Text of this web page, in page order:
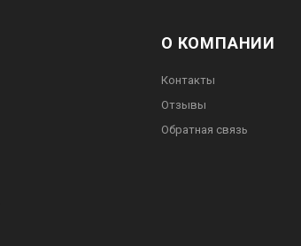
О КОМПАНИИ
Контакты
Отзывы
Обратная связь